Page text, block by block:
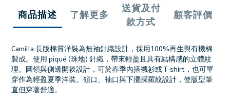
商品描述 了解更多
送貨及付
款方式
顧客評價
Camilla 長版棉質洋裝為無袖針織設計，採用100%再生與有機棉
製成。使用 piqué (珠地) 針織，帶來輕盈且具有結構感的立體紋
理。圓領與側邊開衩設計，可於春季內搭襯衫或 T-shirt，也可單
穿作為輕盈夏季洋裝。領口、袖口與下擺採羅紋設計，使版型筆
直但穿著舒適。